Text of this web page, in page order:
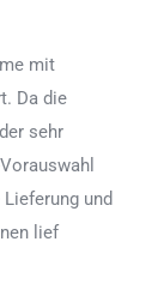
mit
Da die
sehr
und
lief